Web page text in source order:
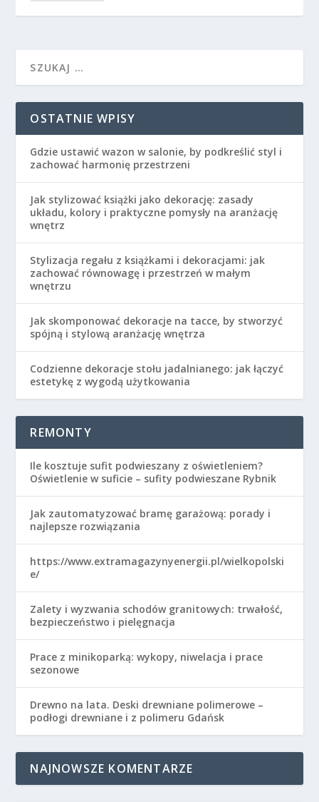
OSTATNIE WPISY
Gdzie ustawić wazon w salonie, by podkreślić styl i
zachować harmonię przestrzeni
Jak stylizować książki jako dekorację: zasady
układu, kolory i praktyczne pomysły na aranżację
wnętrz
Stylizacja regału z książkami i dekoracjami: jak
zachować równowagę i przestrzeń w małym
wnętrzu
Jak skomponować dekoracje na tacce, by stworzyć
spójną i stylową aranżację wnętrza
Codzienne dekoracje stołu jadalnianego: jak łączyć
estetykę z wygodą użytkowania
REMONTY
Ile kosztuje sufit podwieszany z oświetleniem?
Oświetlenie w suficie – sufity podwieszane Rybnik
Jak zautomatyzować bramę garażową: porady i
najlepsze rozwiązania
https://www.extramagazynyenergii.pl/wielkopolski
e/
Zalety i wyzwania schodów granitowych: trwałość,
bezpieczeństwo i pielęgnacja
Prace z minikoparką: wykopy, niwelacja i prace
sezonowe
Drewno na lata. Deski drewniane polimerowe –
podłogi drewniane i z polimeru Gdańsk
NAJNOWSZE KOMENTARZE